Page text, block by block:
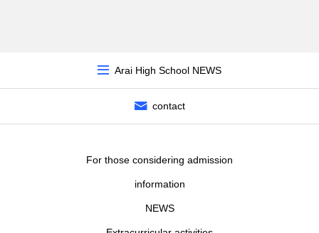
Arai High School NEWS
contact
For those considering admission
information
NEWS